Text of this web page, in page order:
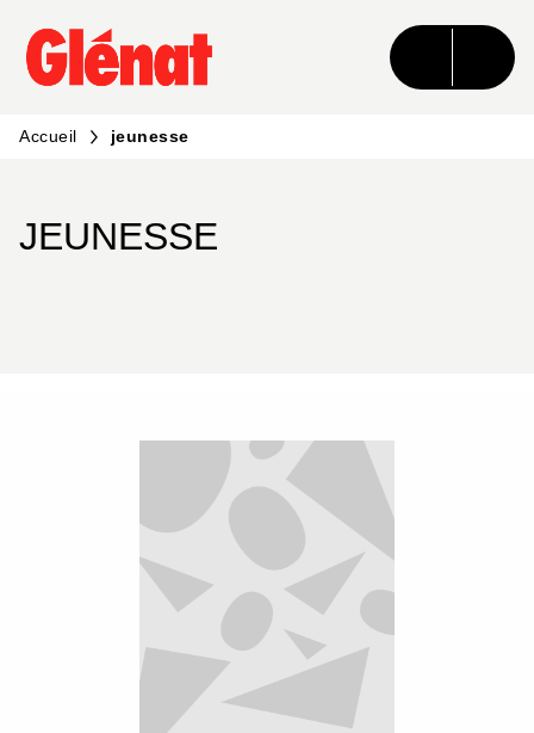
MENU RECHERCHE CONTENU
PIED DE PAGE
Accueil jeunesse
JEUNESSE